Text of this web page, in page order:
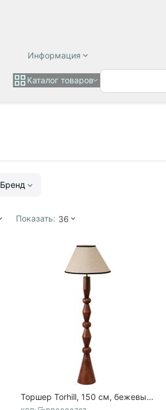
Информация
Каталог товаров
Бренд
Показать: 36
Торшер Torhill, 150 см, бежевый,
Bergenson Bjorn